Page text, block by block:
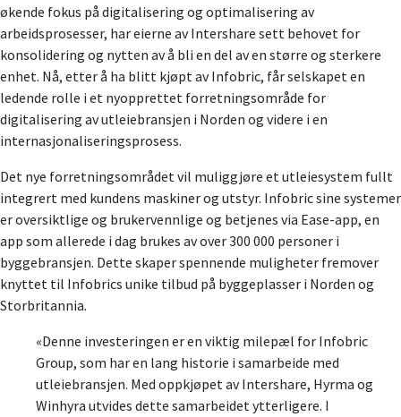
økende fokus på digitalisering og optimalisering av
arbeidsprosesser, har eierne av Intershare sett behovet for
konsolidering og nytten av å bli en del av en større og sterkere
enhet. Nå, etter å ha blitt kjøpt av Infobric, får selskapet en
ledende rolle i et nyopprettet forretningsområde for
digitalisering av utleiebransjen i Norden og videre i en
internasjonaliseringsprosess.
Det nye forretningsområdet vil muliggjøre et utleiesystem fullt
integrert med kundens maskiner og utstyr. Infobric sine systemer
er oversiktlige og brukervennlige og betjenes via Ease-app, en
app som allerede i dag brukes av over 300 000 personer i
byggebransjen. Dette skaper spennende muligheter fremover
knyttet til Infobrics unike tilbud på byggeplasser i Norden og
Storbritannia.
«Denne investeringen er en viktig milepæl for Infobric
Group, som har en lang historie i samarbeide med
utleiebransjen. Med oppkjøpet av Intershare, Hyrma og
Winhyra utvides dette samarbeidet ytterligere. I